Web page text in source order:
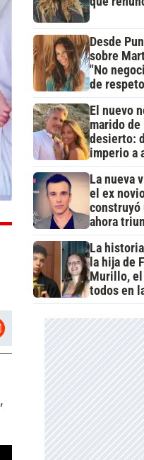
,
Desde
sobre
"No
de
El nuevo
marido de
desierto:
imperio a
La nueva
el ex
construyó
ahora
La
la hija de
Murillo, el
todos en